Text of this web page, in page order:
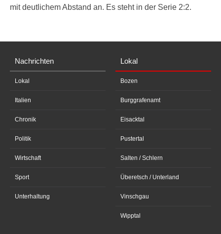
mit deutlichem Abstand an. Es steht in der Serie 2:2.
Nachrichten
Lokal
Italien
Chronik
Politik
Wirtschaft
Sport
Unterhaltung
Lokal
Bozen
Burggrafenamt
Eisacktal
Pustertal
Salten / Schlern
Überetsch / Unterland
Vinschgau
Wipptal